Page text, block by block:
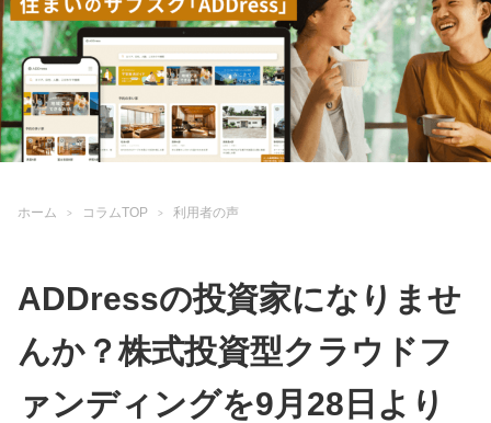
ホーム コラムTOP 利用者の声
ADDressの投資家になりませ
んか？株式投資型クラウドフ
ァンディングを9月28日より